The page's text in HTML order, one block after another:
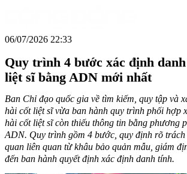
06/07/2026 22:33
Quy trình 4 bước xác định
liệt sĩ bằng ADN mới nhất
Ban Chỉ đạo quốc gia về tìm kiếm, quy tập và
hài cốt liệt sĩ vừa ban hành quy trình phối hợp
hài cốt liệt sĩ còn thiếu thông tin bằng phương
ADN. Quy trình gồm 4 bước, quy định rõ trách
quan liên quan từ khâu bảo quản mẫu, giám
đến ban hành quyết định xác định danh tính.